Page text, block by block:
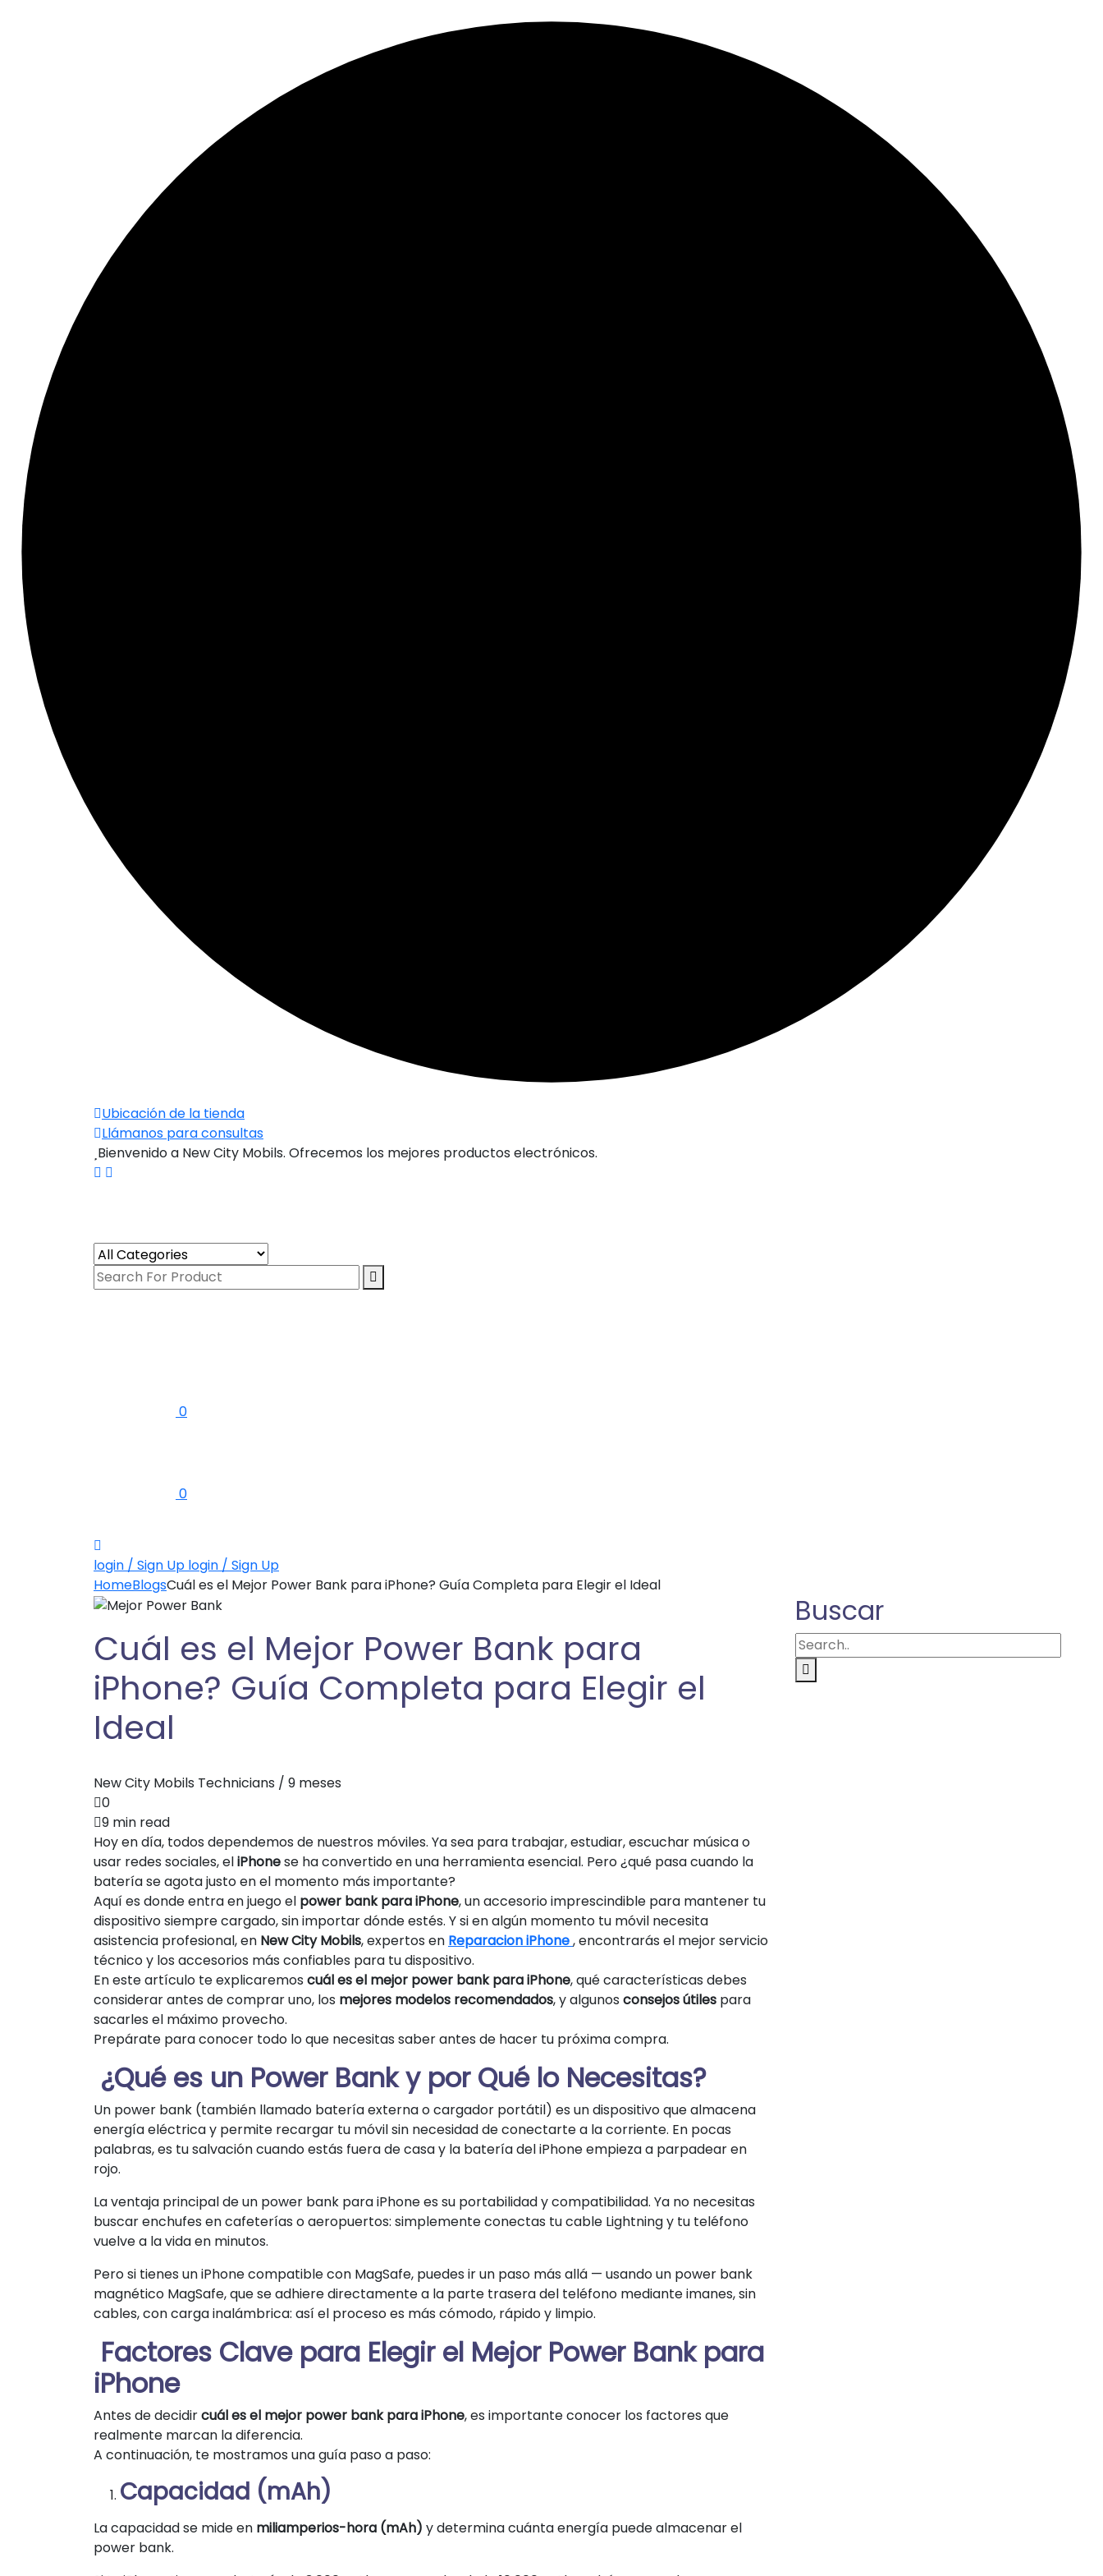
Ubicación de la tienda
Llámanos para consultas
Bienvenido a New City Mobils. Ofrecemos los mejores productos electrónicos.
0
0
login / Sign Up login / Sign Up
HomeBlogsCuál es el Mejor Power Bank para iPhone? Guía Completa para Elegir el Ideal
Cuál es el Mejor Power Bank para
iPhone? Guía Completa para Elegir el
Ideal
New City Mobils Technicians / 9 meses
0
9 min read
Hoy en día, todos dependemos de nuestros móviles. Ya sea para trabajar, estudiar, escuchar música o
usar redes sociales, eliPhonese ha convertido en una herramienta esencial. Pero ¿qué pasa cuando la
batería se agota justo en el momento más importante?
Aquí es donde entra en juego el power bank para iPhone, un accesorio imprescindible para mantener tu
dispositivo siempre cargado, sin importar dónde estés. Y si en algún momento tu móvil necesita
asistencia profesional, en New City Mobils, expertos en Reparacion iPhone, encontrarás el mejor servicio
técnico y los accesorios más confiables para tu dispositivo.
En este artículo te explicaremos cuál es el mejor power bank para iPhone, qué características debes
considerar antes de comprar uno, los mejores modelos recomendados, y algunos consejos útiles para
sacarles el máximo provecho.
Prepárate para conocer todo lo que necesitas saber antes de hacer tu próxima compra.
¿Qué es un Power Bank y por Qué lo Necesitas?
Un power bank (también llamado batería externa o cargador portátil) es un dispositivo que almacena
energía eléctrica y permite recargar tu móvil sin necesidad de conectarte a la corriente. En pocas
palabras, es tu salvación cuando estás fuera de casa y la batería del iPhone empieza a parpadear en
rojo.
La ventaja principal de un power bank para iPhone es su portabilidad y compatibilidad. Ya no necesitas
buscar enchufes en cafeterías o aeropuertos: simplemente conectas tu cable Lightning y tu teléfono
vuelve a la vida en minutos.
Pero si tienes un iPhone compatible con MagSafe, puedes ir un paso más allá — usando un power bank
magnético MagSafe, que se adhiere directamente a la parte trasera del teléfono mediante imanes, sin
cables, con carga inalámbrica: así el proceso es más cómodo, rápido y limpio.
Factores Clave para Elegir el Mejor Power Bank para
iPhone
Antes de decidircuál es el mejor power bank para iPhone, es importante conocer los factores que
realmente marcan la diferencia.
A continuación, te mostramos una guía paso a paso:
Capacidad (mAh)
La capacidad se mide en miliamperios-hora (mAh) y determina cuánta energía puede almacenar el
power bank.
Buscar